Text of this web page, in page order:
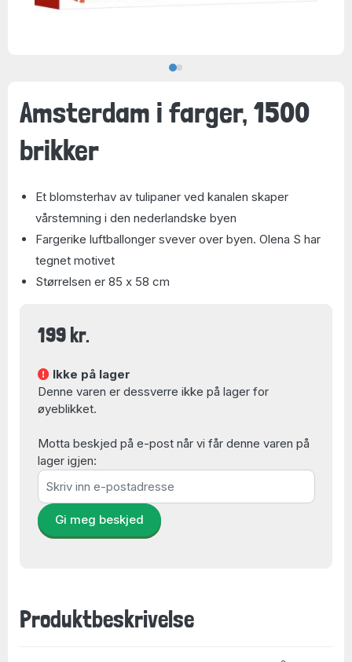
Amsterdam i farger, 1500
brikker
Et blomsterhav av tulipaner ved kanalen skaper
vårstemning i den nederlandske byen
Fargerike luftballonger svever over byen. Olena S har
tegnet motivet
Størrelsen er 85 x 58 cm
199 kr.
Ikke på lager
Denne varen er dessverre ikke på lager for
øyeblikket.
Motta beskjed på e-post når vi får denne varen på
lager igjen:
Gi meg beskjed
Produktbeskrivelse